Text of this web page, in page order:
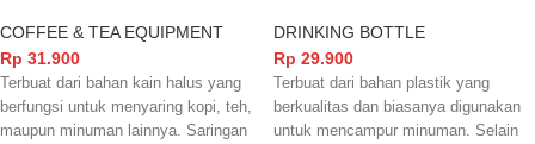
COFFEE & TEA EQUIPMENT
Rp 31.900
Terbuat dari bahan kain halus yang
berfungsi untuk menyaring kopi, teh,
maupun minuman lainnya. Saringan
DRINKING BOTTLE
Rp 29.900
Terbuat dari bahan plastik yang
berkualitas dan biasanya digunakan
untuk mencampur minuman. Selain